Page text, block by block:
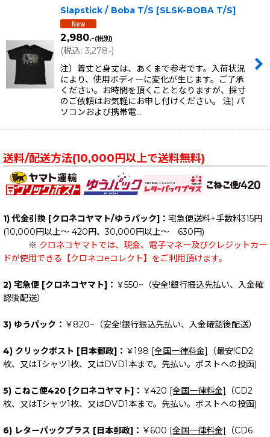
Slapstick / Boba T/S [SLSK-BOBA T/S]
2,980.-(税別)
(税込: 3,278.-)
注）着丈と身丈は、あくまで参考です。入荷状況
により、使用ボディーに変化が生じます。ご了承
ください。お時間を頂くこととなりますが、採寸
のご依頼はお気軽にお申し付けください。 注) パ
ソコンおよび携帯電…
送料/配送方法(10,000円以上で送料無料)
1) 代金引換 [クロネコヤマト/ゆうパック]： 宅急便送料+手数料315円
(10,000円以上～ 420円、30,000円以上～ 630円)
※ クロネコヤマトでは、現金、電子マネー及びクレジットカー
ドが使用できる【クロネコeコレクト】をご利用頂けます。
2) 宅急便 [クロネコヤマト]： ￥550~（安全!銀行振込先払い、入金確
認後配送）
3) ゆうパック： ￥820~（安全!銀行振込先払い、入金確認後配送）
4) クリックポスト [日本郵政]： ￥198 [全国一律料金]
（最安!CD2
枚、又はTシャツ1枚、又はDVD1本まで。先払い。ポストへの投函)
5) こねこ便420 [クロネコヤマト]： ￥420 [全国一律料金]
（CD2
枚、又はTシャツ1枚、又はDVD1本まで。先払い。ポストへの投函)
6) レターパックプラス [日本郵政]： ￥600 [全国一律料金]
（CD6